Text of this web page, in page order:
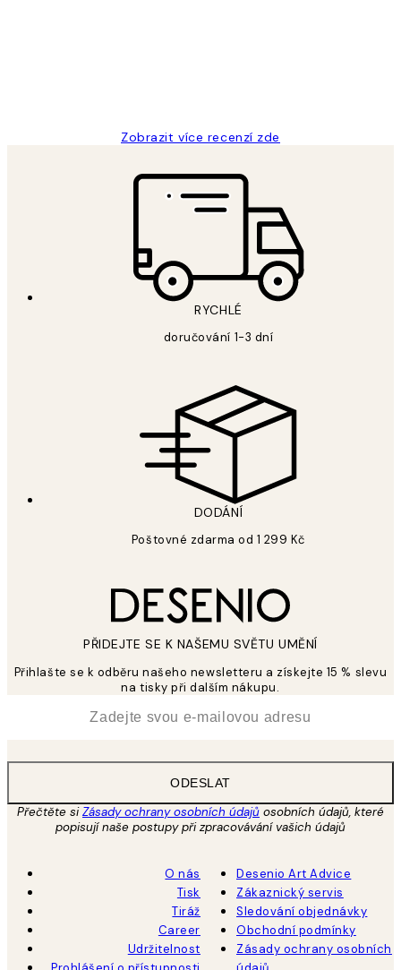
Zobrazit více recenzí zde
RYCHLÉ
doručování 1-3 dní
DODÁNÍ
Poštovné zdarma od 1 299 Kč
PŘIDEJTE SE K NAŠEMU SVĚTU UMĚNÍ
Přihlašte se k odběru našeho newsletteru a získejte 15 % slevu
na tisky při dalším nákupu.
ODESLAT
Přečtěte siZásady ochrany osobních údajů osobních údajů, které
popisují naše postupy při zpracovávání vašich údajů
O nás
Tisk
Tiráž
Career
Udržitelnost
Desenio Art Advice
Zákaznický servis
Sledování objednávky
Obchodní podmínky
Zásady ochrany osobních